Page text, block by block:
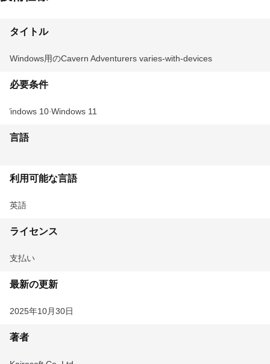
タイトル
Windows用のCavern Adventurers varies-with-devices
必要条件
Windows 10 Windows 11
言語
利用可能な言語
英語
ライセンス
支払い
最新の更新
2025年10月30日
著者